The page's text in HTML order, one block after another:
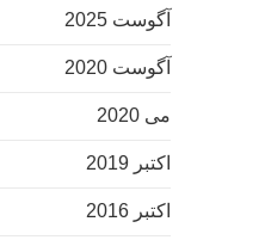
آگوست 2025
آگوست 2020
می 2020
اکتبر 2019
اکتبر 2016